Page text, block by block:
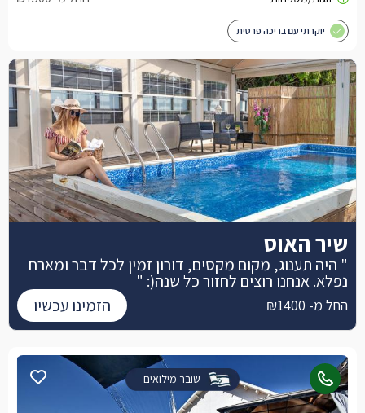
יוקרתי עם בריכה פרטית
שובר מילואים
שיר האוס
" היה תענוג, מקום מקסים, דורון זמין לכל דבר ומארח
נפלא. אנחנו רוצים לחזור כל שנה(: "
החל מ- ₪1400 הזמינו עכשיו